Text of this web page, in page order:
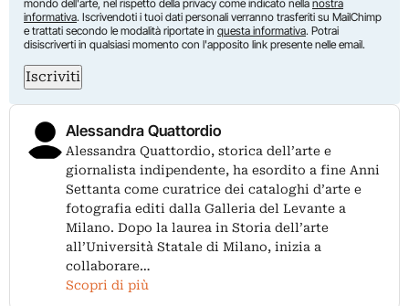
mondo dell'arte, nel rispetto della privacy come indicato nella nostra
informativa. Iscrivendoti i tuoi dati personali verranno trasferiti su MailChimp
e trattati secondo le modalità riportate in questa informativa. Potrai
disiscriverti in qualsiasi momento con l'apposito link presente nelle email.
Iscriviti
Alessandra Quattordio
Alessandra Quattordio, storica dell’arte e
giornalista indipendente, ha esordito a fine Anni
Settanta come curatrice dei cataloghi d’arte e
fotografia editi dalla Galleria del Levante a
Milano. Dopo la laurea in Storia dell’arte
all’Università Statale di Milano, inizia a
collaborare…
Scopri di più